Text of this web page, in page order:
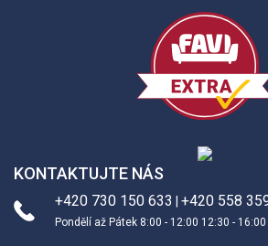
KONTAKTUJTE NÁS
+420 730 150 633 +420 558
Pondělí až Pátek 8:00 - 12:00 12:30 - 16:00